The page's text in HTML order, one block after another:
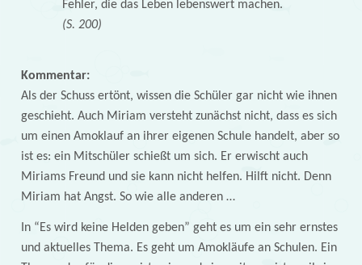
Fehler, die das Leben lebenswert machen.
(S. 200)
Kommentar:
Als der Schuss ertönt, wissen die Schüler gar nicht wie ihnen
geschieht. Auch Miriam versteht zunächst nicht, dass es sich
um einen Amoklauf an ihrer eigenen Schule handelt, aber so
ist es: ein Mitschüler schießt um sich. Er erwischt auch
Miriams Freund und sie kann nicht helfen. Hilft nicht. Denn
Miriam hat Angst. So wie alle anderen …
In “Es wird keine Helden geben” geht es um ein sehr ernstes
und aktuelles Thema. Es geht um Amokläufe an Schulen. Ein